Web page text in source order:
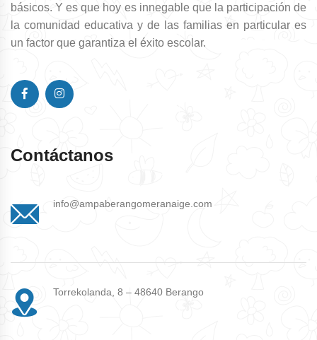
básicos. Y es que hoy es innegable que la participación de
la comunidad educativa y de las familias en particular es
un factor que garantiza el éxito escolar.
Contáctanos
info@ampaberangomeranaige.com
Torrekolanda, 8 – 48640 Berango